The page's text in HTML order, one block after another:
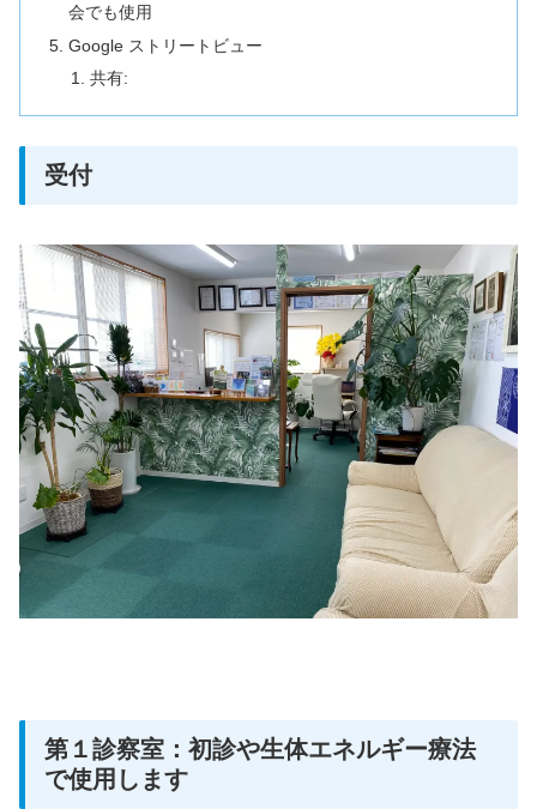
会でも使用
Google ストリートビュー
共有:
受付
第１診察室：初診や生体エネルギー療法
で使用します